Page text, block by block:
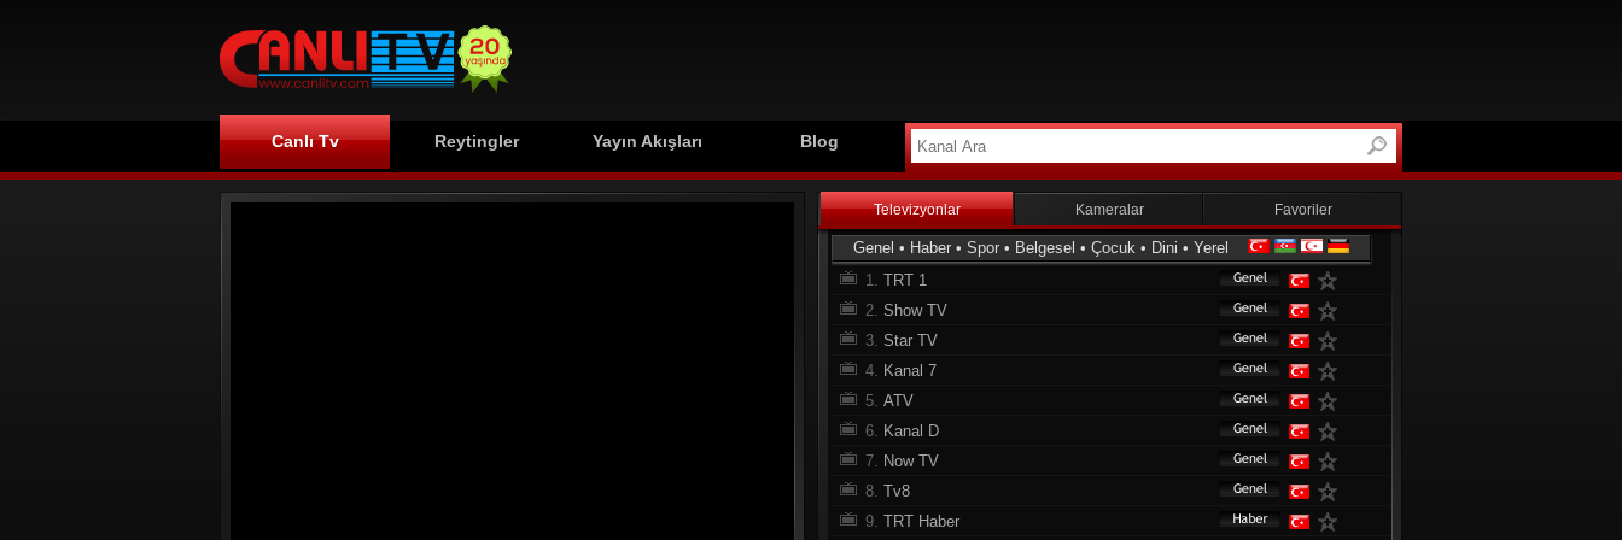
Canlı Tv Reytingler Yayın Akışları Blog
Televizyonlar Kameralar Favoriler
Genel • Haber • Spor • Belgesel • Çocuk • Dini • Yerel
1. TRT 1
2. Show TV
3. Star TV
4. Kanal 7
5. ATV
6. Kanal D
7. Now TV
8. Tv8
9. TRT Haber